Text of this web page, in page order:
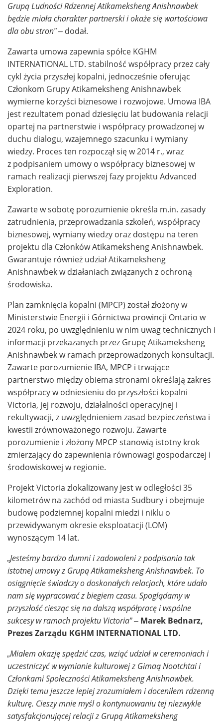
Grupą Ludności Rdzennej Atikameksheng Anishnawbek
będzie miała charakter partnerski i okaże się wartościowa
dla obu stron” – dodał.
Zawarta umowa zapewnia spółce KGHM
INTERNATIONAL LTD. stabilność współpracy przez cały
cykl życia przyszłej kopalni, jednocześnie oferując
Członkom Grupy Atikameksheng Anishnawbek
wymierne korzyści biznesowe i rozwojowe. Umowa IBA
jest rezultatem ponad dziesięciu lat budowania relacji
opartej na partnerstwie i współpracy prowadzonej w
duchu dialogu, wzajemnego szacunku i wymiany
wiedzy. Proces ten rozpoczął się w 2014 r., wraz
z podpisaniem umowy o współpracy biznesowej w
ramach realizacji pierwszej fazy projektu Advanced
Exploration.
Zawarte w sobotę porozumienie określa m.in. zasady
zatrudnienia, przeprowadzania szkoleń, współpracy
biznesowej, wymiany wiedzy oraz dostępu na teren
projektu dla Członków Atikameksheng Anishnawbek.
Gwarantuje również udział Atikameksheng
Anishnawbek w działaniach związanych z ochroną
środowiska.
Plan zamknięcia kopalni (MPCP) został złożony w
Ministerstwie Energii i Górnictwa prowincji Ontario w
2024 roku, po uwzględnieniu w nim uwag technicznych i
informacji przekazanych przez Grupę Atikameksheng
Anishnawbek w ramach przeprowadzonych konsultacji.
Zawarte porozumienie IBA, MPCP i trwające
partnerstwo między obiema stronami określają zakres
współpracy w odniesieniu do przyszłości kopalni
Victoria, jej rozwoju, działalności operacyjnej i
rekultywacji, z uwzględnieniem zasad bezpieczeństwa i
kwestii zrównoważonego rozwoju. Zawarte
porozumienie i złożony MPCP stanowią istotny krok
zmierzający do zapewnienia równowagi gospodarczej i
środowiskowej w regionie.
Projekt Victoria zlokalizowany jest w odległości 35
kilometrów na zachód od miasta Sudbury i obejmuje
budowę podziemnej kopalni miedzi i niklu o
przewidywanym okresie eksploatacji (LOM)
wynoszącym 14 lat.
„Jesteśmy bardzo dumni i zadowoleni z podpisania tak
istotnej umowy z Grupą Atikameksheng Anishnawbek. To
osiągnięcie świadczy o doskonałych relacjach, które udało
nam się wypracować z biegiem czasu. Spoglądamy w
przyszłość ciesząc się na dalszą współpracę i wspólne
sukcesy w ramach projektu Victoria” – Marek Bednarz,
Prezes Zarządu KGHM INTERNATIONAL LTD.
„Miałem okazję spędzić czas, wziąć udział w ceremoniach i
uczestniczyć w wymianie kulturowej z Gimaą Nootchtai i
Członkami Społeczności Atikameksheng Anishnawbek.
Dzięki temu jeszcze lepiej zrozumiałem i doceniłem rdzenną
kulturę. Cieszy mnie myśl o kontynuowaniu tej niezwykle
satysfakcjonującej relacji z Grupą Atikameksheng